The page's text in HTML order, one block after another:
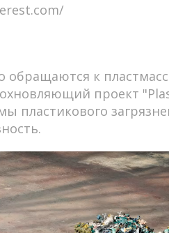
к
проект
пластикового